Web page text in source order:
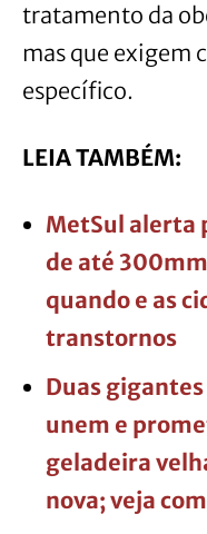
tratamento da
mas que exigem
específico.
LEIA TAMBÉM:
MetSul alerta
de até
quando e as
transtornos
Duas
unem e
geladeira
nova; veja